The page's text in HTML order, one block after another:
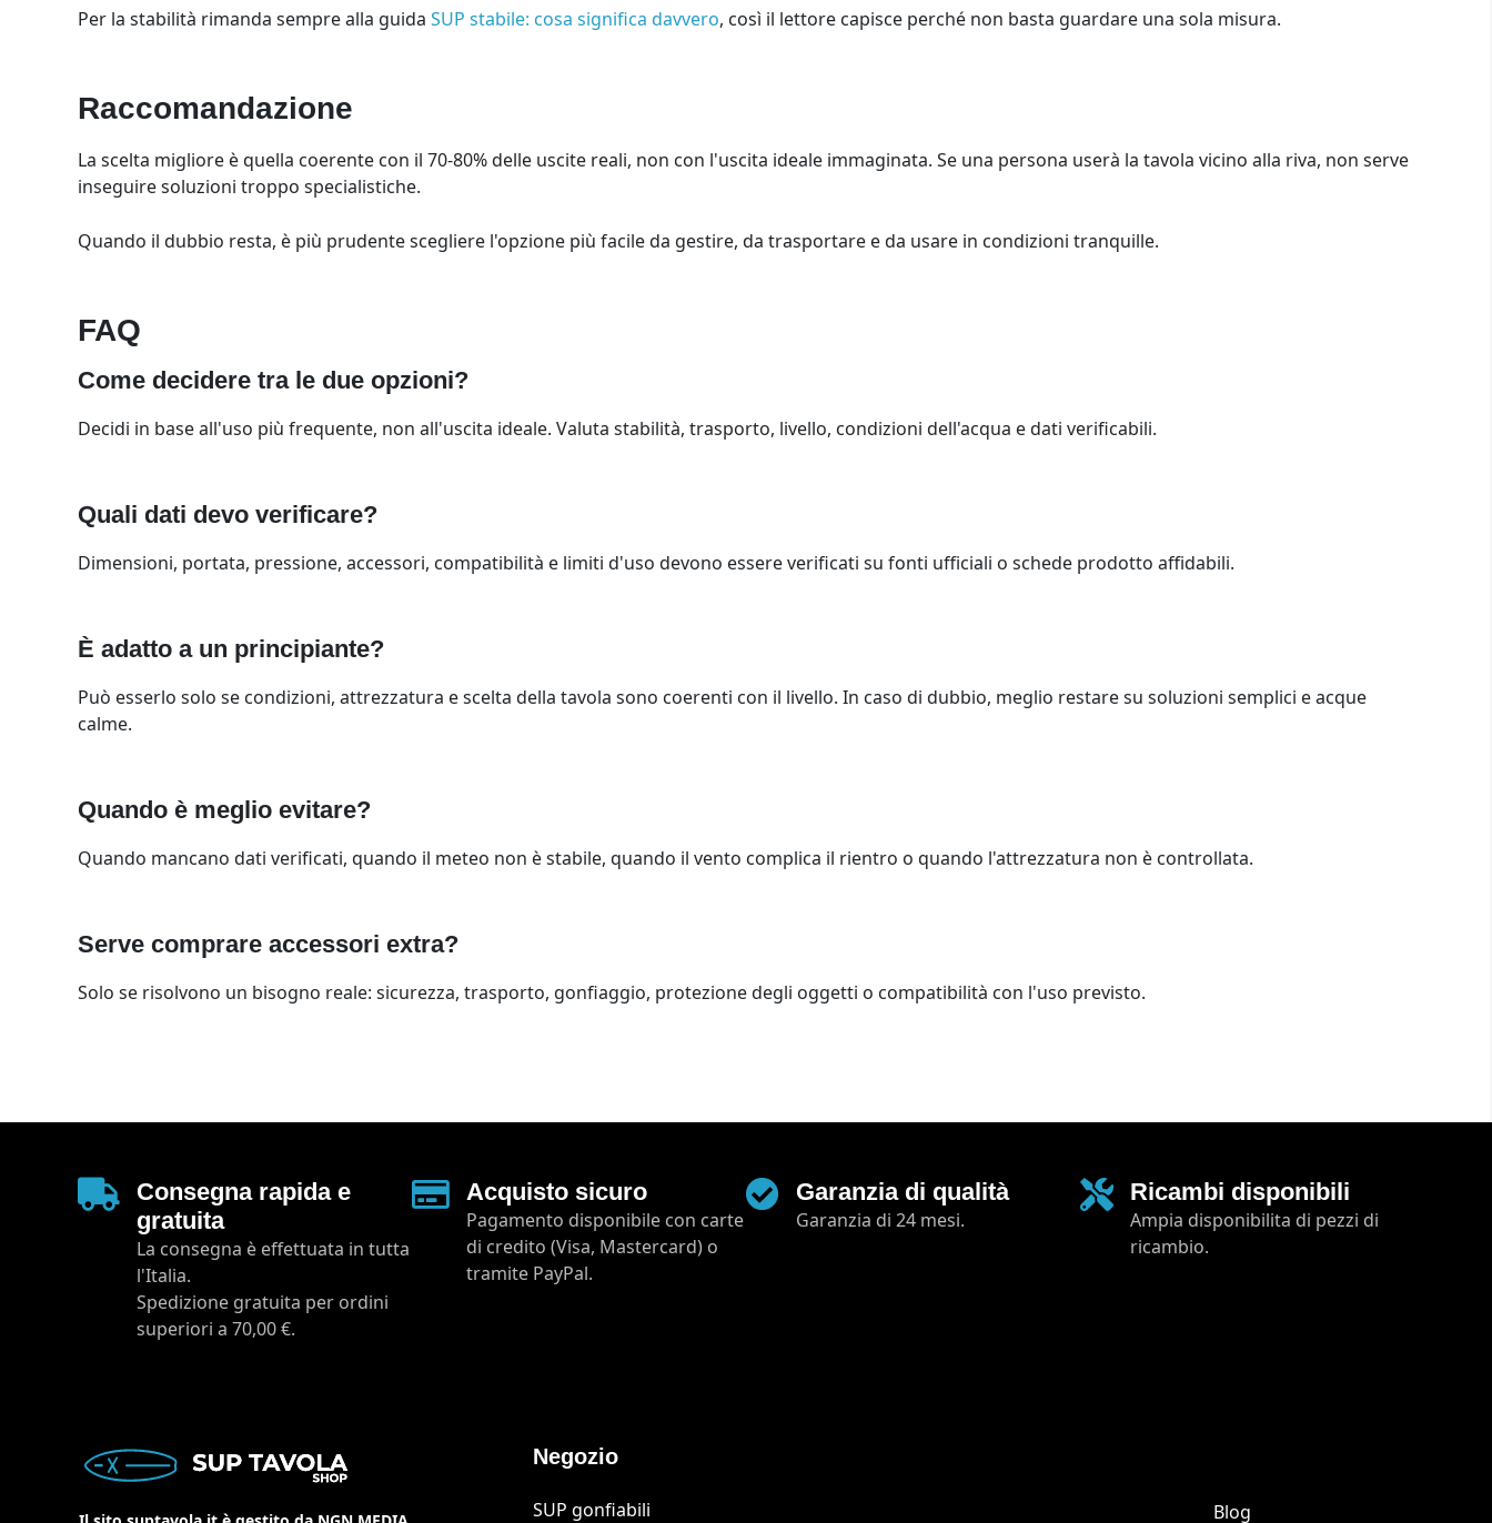
Per la stabilità rimanda sempre alla guida SUP stabile: cosa significa davvero, così il lettore capisce perché non basta guardare una sola misura.
Raccomandazione
La scelta migliore è quella coerente con il 70-80% delle uscite reali, non con l'uscita ideale immaginata. Se una persona userà la tavola vicino alla riva, non serve
inseguire soluzioni troppo specialistiche.
Quando il dubbio resta, è più prudente scegliere l'opzione più facile da gestire, da trasportare e da usare in condizioni tranquille.
FAQ
Come decidere tra le due opzioni?
Decidi in base all'uso più frequente, non all'uscita ideale. Valuta stabilità, trasporto, livello, condizioni dell'acqua e dati verificabili.
Quali dati devo verificare?
Dimensioni, portata, pressione, accessori, compatibilità e limiti d'uso devono essere verificati su fonti ufficiali o schede prodotto affidabili.
È adatto a un principiante?
Può esserlo solo se condizioni, attrezzatura e scelta della tavola sono coerenti con il livello. In caso di dubbio, meglio restare su soluzioni semplici e acque
calme.
Quando è meglio evitare?
Quando mancano dati verificati, quando il meteo non è stabile, quando il vento complica il rientro o quando l'attrezzatura non è controllata.
Serve comprare accessori extra?
Solo se risolvono un bisogno reale: sicurezza, trasporto, gonfiaggio, protezione degli oggetti o compatibilità con l'uso previsto.
Consegna rapida e
gratuita
La consegna è effettuata in tutta
l'Italia.
Spedizione gratuita per ordini
superiori a 70,00 €.
Acquisto sicuro
Pagamento disponibile con carte
di credito (Visa, Mastercard) o
tramite PayPal.
Garanzia di qualità
Garanzia di 24 mesi.
Ricambi disponibili
Ampia disponibilita di pezzi di
ricambio.
Negozio
SUP gonfiabili Blog